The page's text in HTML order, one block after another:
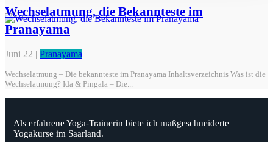
Wechselatmung, die Bekannteste im
Pranayama
Juni 22 | Pranayama
Wechselatmung – Die bekannteste im Pranayama Inhaltsverzeichnis Was ist die
Wechselatmung? Ida & Pingala – Die...
Als erfahrene Yoga-Trainerin biete ich maßgeschneiderte
Yogakurse im Saarland.